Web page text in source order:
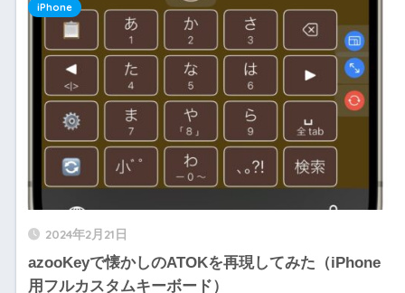
2024年2月21日
azooKeyで懐かしのATOKを再現してみた（iPhone
用フルカスタムキーボード）
iPhone